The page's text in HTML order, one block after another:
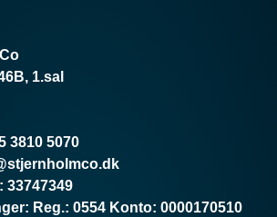
1.sal
3810 5070
: 33747349
: Reg.: 0554 Konto: 0000170510